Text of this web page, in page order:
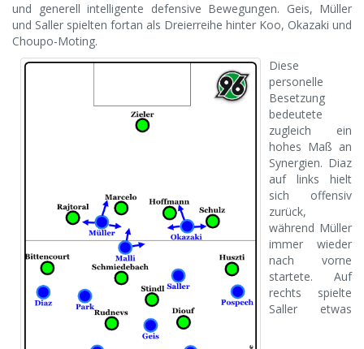
und generell intelligente defensive Bewegungen. Geis, Müller
und Saller spielten fortan als Dreierreihe hinter Koo, Okazaki und
Choupo-Moting.
Diese
personelle
Besetzung
bedeutete
zugleich ein
hohes Maß an
Synergien. Diaz
auf links hielt
sich offensiv
zurück,
während Müller
immer wieder
nach vorne
startete. Auf
rechts spielte
Saller etwas